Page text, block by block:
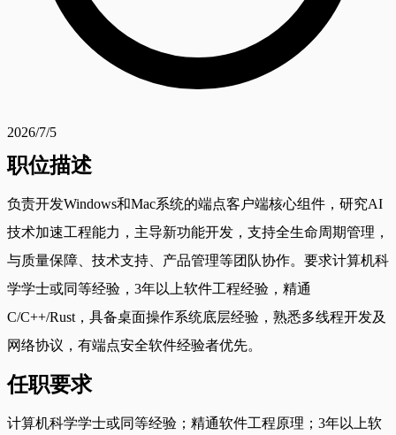
2026/7/5
职位描述
负责开发Windows和Mac系统的端点客户端核心组件，研究AI
技术加速工程能力，主导新功能开发，支持全生命周期管理，
与质量保障、技术支持、产品管理等团队协作。要求计算机科
学学士或同等经验，3年以上软件工程经验，精通
C/C++/Rust，具备桌面操作系统底层经验，熟悉多线程开发及
网络协议，有端点安全软件经验者优先。
任职要求
计算机科学学士或同等经验；精通软件工程原理；3年以上软